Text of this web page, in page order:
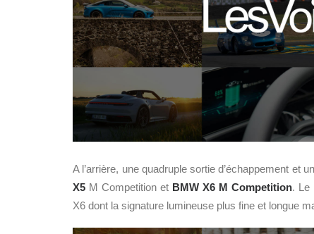
A l’arrière, une quadruple sortie d’échappement et
X5 M Competition et BMW X6 M Competition. Le
X6 dont la signature lumineuse plus fine et longue